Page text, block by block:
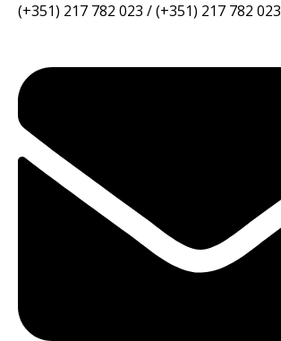
(+351) 217 782 023 / (+351) 217 782 023